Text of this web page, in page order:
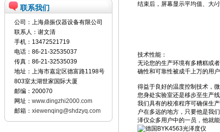
联系我们
公司：上海鼎振仪器设备有限公司
联系人：谢文清
手机：13472521719
电话：86-21-32535037
传真：86-21-32535039
地址：上海市嘉定区德富路1198号
803室太湖世家国际大厦
邮编：200070
网址： www.dingzhi2000.com
邮箱： xiewenqing@shdzyq.com
结束后，屏幕显示平均值、大/
技术性能：
无论您的生产环境有多糟糕或
确性和可靠性被成千上万的用
得益于良好的温度控制技术，
您身处实验室还是移步至生产
我们具有的校准程序可确保生
户在多远的地方，只要他是我
泽仪众多用户中的一员，他就